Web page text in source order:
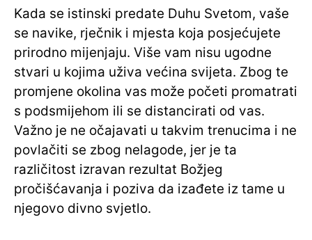
Kada se istinski predate Duhu Svetom, vaše
se navike, rječnik i mjesta koja posjećujete
prirodno mijenjaju. Više vam nisu ugodne
stvari u kojima uživa većina svijeta. Zbog te
promjene okolina vas može početi promatrati
s podsmijehom ili se distancirati od vas.
Važno je ne očajavati u takvim trenucima i ne
povlačiti se zbog nelagode, jer je ta
različitost izravan rezultat Božjeg
pročišćavanja i poziva da izađete iz tame u
njegovo divno svjetlo.